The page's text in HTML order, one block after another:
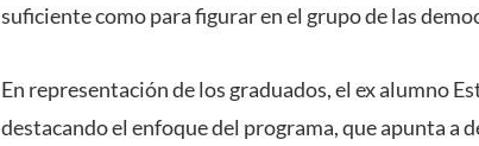
suficiente como para figurar en el grupo de las
En representación de los graduados, el ex alumno
destacando el enfoque del programa, que apunta a